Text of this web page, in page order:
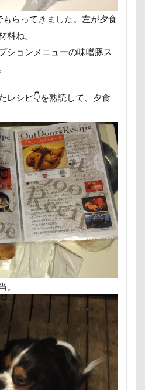
らってきました。左が夕食
料ね。
ションメニューの味噌豚ス
レシピ👇を熟読して、夕食
。
載SDHCカード
療法食
真剣
目 白い泡
疲れた
甚平
甘エビ
炭火焼肉 船渡
沖縄県営平和祈念公園
沖縄サンプラザホテル
永久歯
水元公園
津桜 歯磨き
歩道橋
横浜港シンボルタワー
横浜ペット博
横浜
泡 火事
海岸
温泉プール
印
海浜公園
る
浅間高原
浅間牧場茶屋
博物館
浅間大滝
フォトスタンド